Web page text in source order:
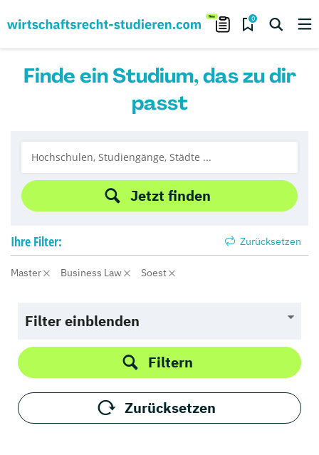
0
Finde ein Studium, das zu dir
passt
Jetzt finden
Ihre Filter: Zurücksetzen
Master Business Law Soest
Filter einblenden
Filtern
Zurücksetzen